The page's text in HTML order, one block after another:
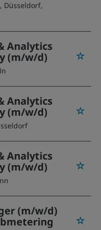
Düsseldorf,
Analytics
(m/w/d)
Analytics
(m/w/d)
Analytics
(m/w/d)
(m/w/d)